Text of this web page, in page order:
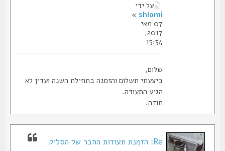
על ידי
shlomi
»
07 מאי
2017,
15:34
שלום,
ביצעתי תשלום והזמנה בתחילת השנה ועדין לא
הגיע התעודה.
תודה.
Re: הזמנת תעודות החבר של הסליק